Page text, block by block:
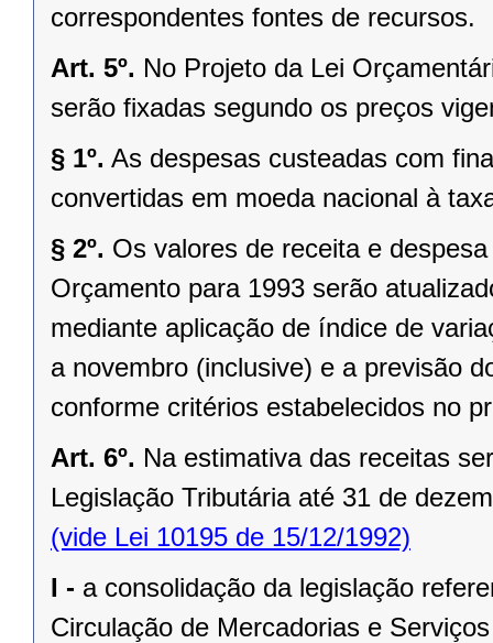
correspondentes fontes de recursos.
Art. 5º. No Projeto da Lei
serão fixadas segundo os preços
§ 1º. As despesas custeadas com
convertidas em moeda nacional à
§ 2º. Os valores de receita e
Orçamento para 1993 serão
mediante aplicação de índice de
a novembro (inclusive) e a previsão
conforme critérios estabelecidos no
Art. 6º. Na estimativa das receitas
Legislação Tributária até 31 de
(vide Lei 10195 de 15/12/1992)
I - a consolidação da legislação
Circulação de Mercadorias e